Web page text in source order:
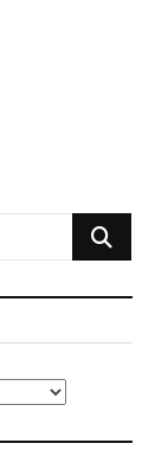
Buscar